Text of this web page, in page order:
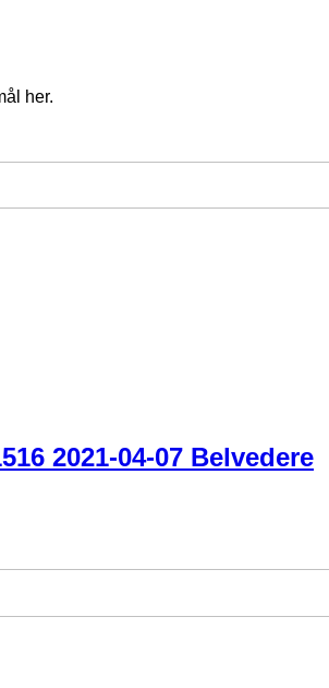
her.
2021-04-07 Belvedere